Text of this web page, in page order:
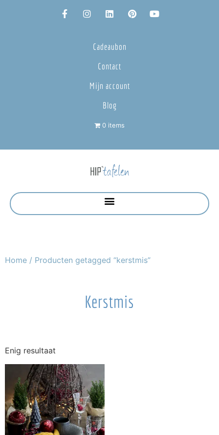
Cadeaubon
Contact
Mijn account
Blog
0 items
Home / Producten getagged “kerstmis”
Kerstmis
Enig resultaat